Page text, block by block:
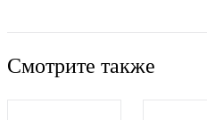
Смотрите также